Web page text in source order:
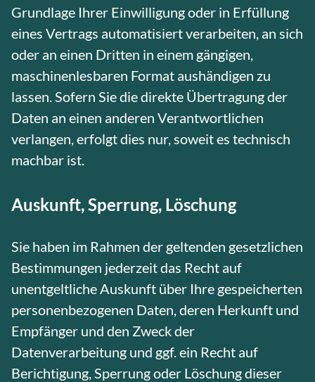
Grundlage Ihrer Einwilligung oder in Erfüllung
eines Vertrags automatisiert verarbeiten, an sich
oder an einen Dritten in einem gängigen,
maschinenlesbaren Format aushändigen zu
lassen. Sofern Sie die direkte Übertragung der
Daten an einen anderen Verantwortlichen
verlangen, erfolgt dies nur, soweit es technisch
machbar ist.
Auskunft, Sperrung, Löschung
Sie haben im Rahmen der geltenden gesetzlichen
Bestimmungen jederzeit das Recht auf
unentgeltliche Auskunft über Ihre gespeicherten
personenbezogenen Daten, deren Herkunft und
Empfänger und den Zweck der
Datenverarbeitung und ggf. ein Recht auf
Berichtigung, Sperrung oder Löschung dieser